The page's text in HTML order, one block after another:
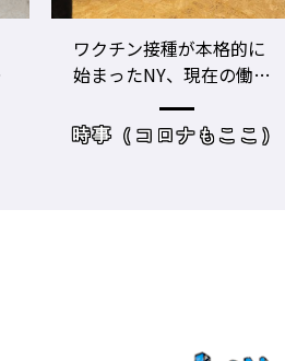
美容師のビジネスパフォ
ーマンスをあげる！ ト
レーニングジムに潜入
サロンワーク・売り上